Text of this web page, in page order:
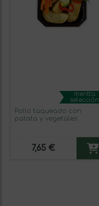
mentta
selección
Pollo taqueado con
patata y vegetales
7,65 €